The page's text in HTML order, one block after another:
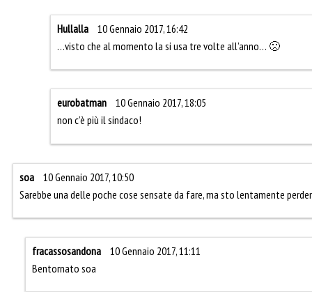
Hullalla
10 Gennaio 2017, 16:42
…visto che al momento la si usa tre volte all’anno… 🙁
eurobatman
10 Gennaio 2017, 18:05
non c’è più il sindaco!
soa
10 Gennaio 2017, 10:50
Sarebbe una delle poche cose sensate da fare, ma sto lentamente
fracassosandona
10 Gennaio 2017, 11:11
Bentornato soa